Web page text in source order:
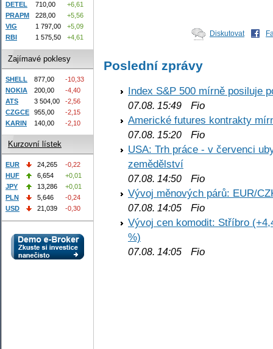
Diskutovat
Poslední zprávy
Index S&P 500 mírně posiluje
07.08. 15:49 Fio
Americké futures kontrakty
07.08. 15:20 Fio
USA: Trh práce - v červenci
zemědělství
07.08. 14:50 Fio
Vývoj měnových párů: EUR/
07.08. 14:05 Fio
Vývoj cen komodit: Stříbro
%)
07.08. 14:05 Fio
DETEL
710,00
+6,61
PRAPM
228,00
+5,56
VIG
1 797,00
+5,09
RBI
1 575,50 +4,61
Zajímavé poklesy
SHELL 877,00
-10,33
NOKIA
200,00
-4,40
ATS
3 504,00
-2,56
CZGCE
955,00
-2,15
KARIN
140,00 -2,10
Kurzovní lístek
EUR 24,265
-0,22
HUF
6,654
+0,01
JPY
13,286
+0,01
PLN
5,646
-0,24
USD
21,039 -0,30